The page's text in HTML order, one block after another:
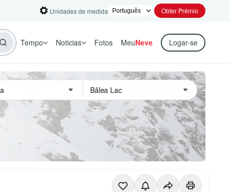
Unidades de medida Obter Prémio
Tempo Noticias Fotos MeuNeve Logar-se